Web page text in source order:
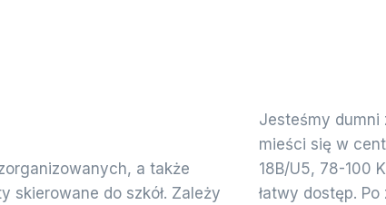
a także
skierowane do szkół. Zależy
Jesteśmy dumni
mieści się w
18B/U5, 78-100
łatwy dostęp.